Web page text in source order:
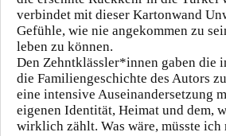
verbindet mit dieser Kartonwand
Gefühle, wie nie angekommen zu
leben zu können.
Den Zehntklässler*innen gaben die
die Familiengeschichte des Autors
eine intensive Auseinandersetzung
eigenen Identität, Heimat und dem,
wirklich zählt. Was wäre, müsste ich